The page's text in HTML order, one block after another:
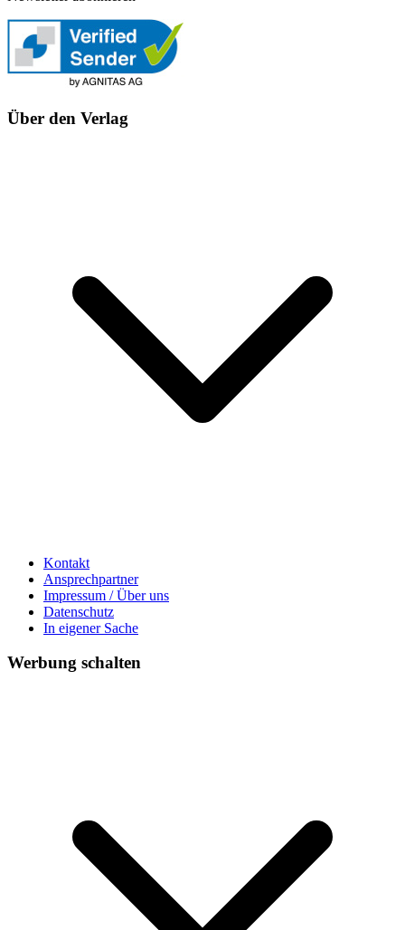
Über den Verlag
Kontakt
Ansprechpartner
Impressum / Über uns
Datenschutz
In eigener Sache
Werbung schalten